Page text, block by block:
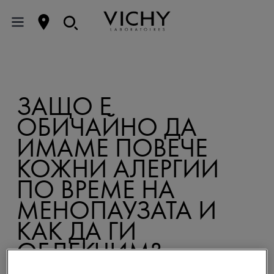
ЗАЩО Е
ОБИЧАЙНО ДА
ИМАМЕ ПОВЕЧЕ
КОЖНИ АЛЕРГИИ
ПО ВРЕМЕ НА
МЕНОПАУЗАТА И
КАК ДА ГИ
ОБЛЕКЧИМ?